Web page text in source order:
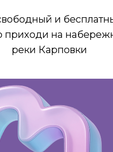
и
приходи на
реки Карповки